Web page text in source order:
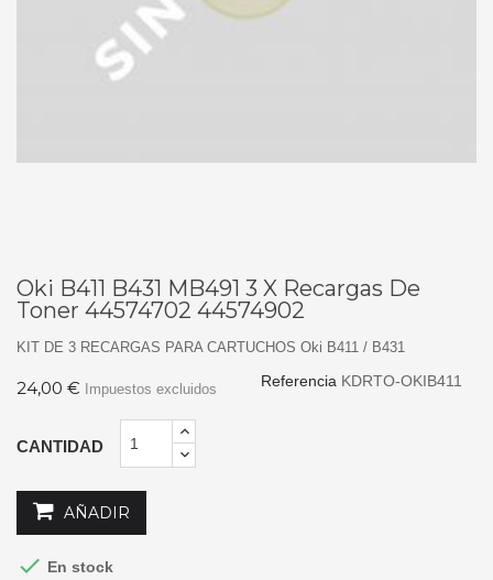
Oki B411 B431 MB491 3 X Recargas De
Toner 44574702 44574902
KIT DE 3 RECARGAS PARA CARTUCHOS Oki B411 / B431
Referencia KDRTO-OKIB411
24,00 € Impuestos excluidos
CANTIDAD
AÑADIR
 En stock